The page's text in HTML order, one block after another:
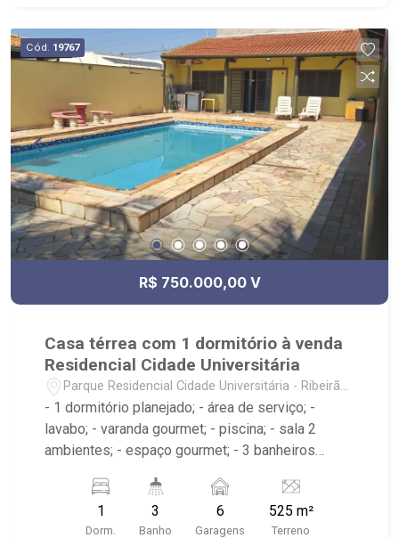
imobiliária é Ribeirão Imóveis - sede na Av.
Professor João Fiusa;
Cód. 19767
R$ 750.000,00 V
Casa térrea com 1 dormitório à venda
Residencial Cidade Universitária
Parque Residencial Cidade Universitária - Ribeirão
Preto/SP
- 1 dormitório planejado; - área de serviço; -
lavabo; - varanda gourmet; - piscina; - sala 2
ambientes; - espaço gourmet; - 3 banheiros
Esfiharia Kabip, Praça Matioli, Villa Tortas
1
Dorm.
3
Banho
6
Garagens
525 m²
Terreno